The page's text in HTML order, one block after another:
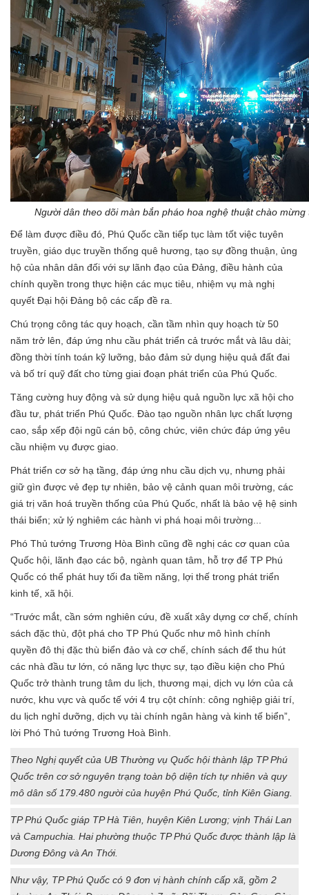
Người dân theo dõi màn bắn pháo hoa nghệ thuật chào
Để làm được điều đó, Phú Quốc cần tiếp tục làm tốt việc tuyên
truyền, giáo dục truyền thống quê hương, tạo sự đồng thuận, ủng
hộ của nhân dân đối với sự lãnh đạo của Đảng, điều hành của
chính quyền trong thực hiện các mục tiêu, nhiệm vụ mà nghị
quyết Đại hội Đảng bộ các cấp đề ra.
Chú trọng công tác quy hoạch, cần tầm nhìn quy hoạch từ 50
năm trở lên, đáp ứng nhu cầu phát triển cả trước mắt và lâu dài;
đồng thời tính toán kỹ lưỡng, bảo đảm sử dụng hiệu quả đất đai
và bố trí quỹ đất cho từng giai đoạn phát triển của Phú Quốc.
Tăng cường huy động và sử dụng hiệu quả nguồn lực xã hội cho
đầu tư, phát triển Phú Quốc. Đào tạo nguồn nhân lực chất lượng
cao, sắp xếp đội ngũ cán bộ, công chức, viên chức đáp ứng yêu
cầu nhiệm vụ được giao.
Phát triển cơ sở hạ tầng, đáp ứng nhu cầu dịch vụ, nhưng phải
giữ gìn được vẻ đẹp tự nhiên, bảo vệ cảnh quan môi trường, các
giá trị văn hoá truyền thống của Phú Quốc, nhất là bảo vệ hệ sinh
thái biển; xử lý nghiêm các hành vi phá hoại môi trường...
Phó Thủ tướng Trương Hòa Bình cũng đề nghị các cơ quan của
Quốc hội, lãnh đạo các bộ, ngành quan tâm, hỗ trợ để TP Phú
Quốc có thể phát huy tối đa tiềm năng, lợi thế trong phát triển
kinh tế, xã hội.
“Trước mắt, cần sớm nghiên cứu, đề xuất xây dựng cơ chế, chính
sách đặc thù, đột phá cho TP Phú Quốc như mô hình chính
quyền đô thị đặc thù biển đảo và cơ chế, chính sách để thu hút
các nhà đầu tư lớn, có năng lực thực sự, tạo điều kiện cho Phú
Quốc trở thành trung tâm du lịch, thương mại, dịch vụ lớn của cả
nước, khu vực và quốc tế với 4 trụ cột chính: công nghiệp giải trí,
du lịch nghỉ dưỡng, dịch vụ tài chính ngân hàng và kinh tế biển”,
lời Phó Thủ tướng Trương Hoà Bình.
Theo Nghị quyết của UB Thường vụ Quốc hội thành lập TP Phú
Quốc trên cơ sở nguyên trạng toàn bộ diện tích tự nhiên và quy
mô dân số 179.480 người của huyện Phú Quốc, tỉnh Kiên Giang.
TP Phú Quốc giáp TP Hà Tiên, huyện Kiên Lương; vịnh Thái Lan
và Campuchia. Hai phường thuộc TP Phú Quốc được thành lập là
Dương Đông và An Thới.
Như vậy, TP Phú Quốc có 9 đơn vị hành chính cấp xã, gồm 2